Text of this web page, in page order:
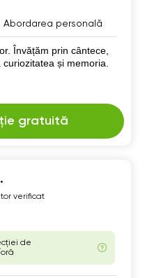
Abordarea personală
Învățăm prin cântece,
și memoria.
gratuită
verificat
de